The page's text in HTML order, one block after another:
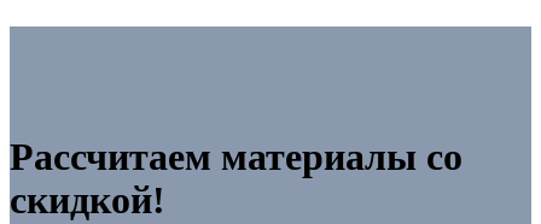
Рассчитаем материалы со
скидкой!